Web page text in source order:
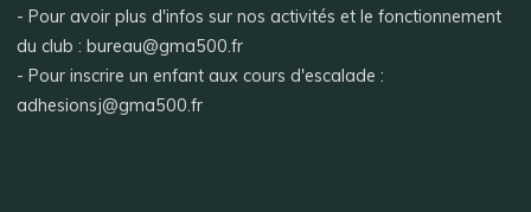
- Pour avoir plus d'infos sur nos activités et le fonctionnement
du club : bureau@gma500.fr
- Pour inscrire un enfant aux cours d'escalade :
adhesionsj@gma500.fr